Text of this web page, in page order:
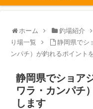
ホーム 釣場紹介
り場一覧
静岡県でシ
ンパチ）が釣れるポイント
静岡県でショア
ワラ・カンパチ
します